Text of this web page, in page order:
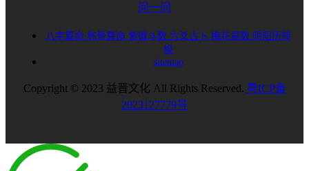
问一问
八字算命 称骨算命 紫微斗数 六爻占卜 梅花易数 阴阳历转
换
sitemap
Copyright © 2023 益晋文化 All Rights Reserved. 粤ICP备
2023127779号